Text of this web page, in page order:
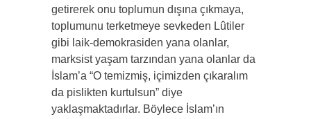
getirerek onu toplumun dışına çıkmaya,
toplumunu terketmeye sevkeden Lûtiler
gibi laik-demokrasiden yana olanlar,
marksist yaşam tarzından yana olanlar da
İslam’a “O temizmiş, içimizden çıkaralım
da pislikten kurtulsun” diye
yaklaşmaktadırlar. Böylece İslam’ın